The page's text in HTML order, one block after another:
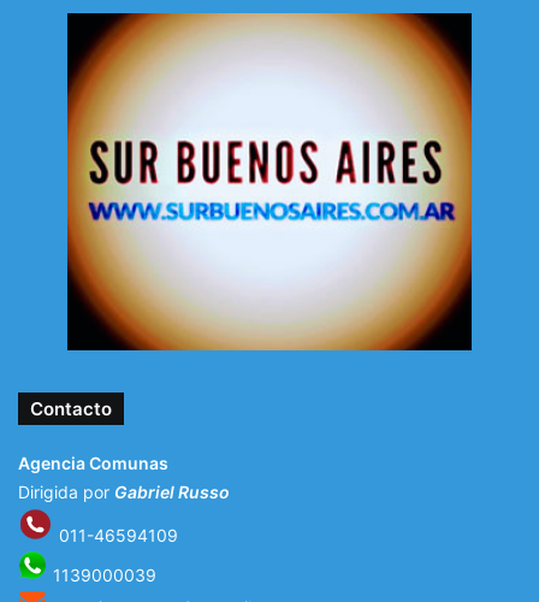
Contacto
Agencia Comunas
Dirigida por Gabriel Russo
011-46594109
1139000039